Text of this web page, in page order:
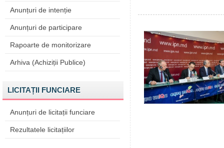
Anunțuri de intenție
Anunțuri de participare
Rapoarte de monitorizare
Arhiva (Achiziții Publice)
LICITAȚII FUNCIARE
Anunțuri de licitații funciare
Rezultatele licitațiilor